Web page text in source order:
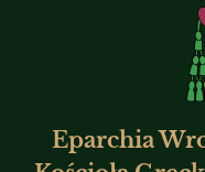
Eparchia